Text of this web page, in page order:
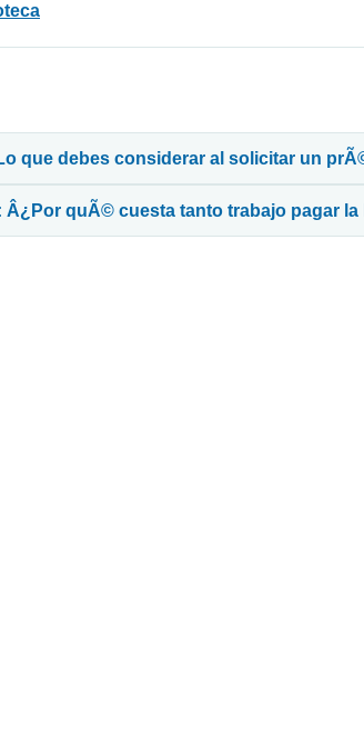
que debes considerar al solicitar un
quÃ© cuesta tanto trabajo pagar la